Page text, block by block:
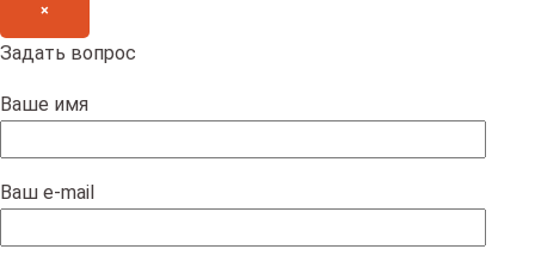
×
Задать вопрос
Ваше имя
Ваш e-mail